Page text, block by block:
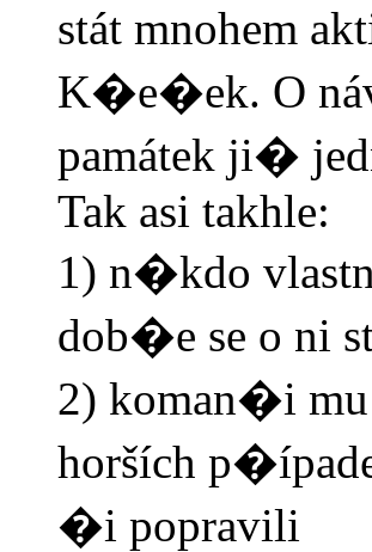
stát mnohem
K�e�ek. O
památek ji�
Tak asi takhle:
1) n�kdo
dob�e se o ni
2) koman�i
horších
�i popravili